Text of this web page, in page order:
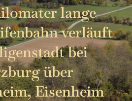
lange
verläuft
bei
über
Eisenheim